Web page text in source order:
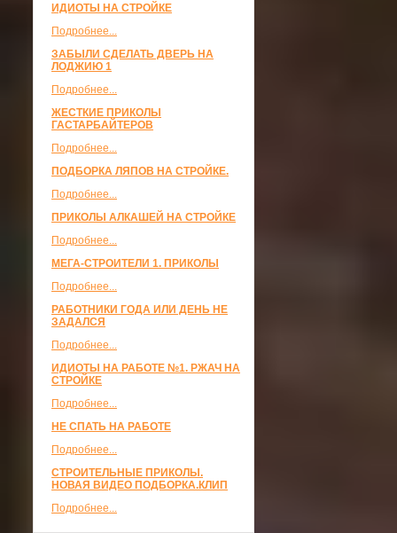
ИДИОТЫ НА СТРОЙКЕ
Подробнее...
ЗАБЫЛИ СДЕЛАТЬ ДВЕРЬ НА
ЛОДЖИЮ 1
Подробнее...
ЖЕСТКИЕ ПРИКОЛЫ
ГАСТАРБАЙТЕРОВ
Подробнее...
ПОДБОРКА ЛЯПОВ НА СТРОЙКЕ.
Подробнее...
ПРИКОЛЫ АЛКАШЕЙ НА СТРОЙКЕ
Подробнее...
МЕГА-СТРОИТЕЛИ 1. ПРИКОЛЫ
Подробнее...
РАБОТНИКИ ГОДА ИЛИ ДЕНЬ НЕ
ЗАДАЛСЯ
Подробнее...
ИДИОТЫ НА РАБОТЕ №1. РЖАЧ НА
СТРОЙКЕ
Подробнее...
НЕ СПАТЬ НА РАБОТЕ
Подробнее...
СТРОИТЕЛЬНЫЕ ПРИКОЛЫ.
НОВАЯ ВИДЕО ПОДБОРКА.КЛИП
Подробнее...